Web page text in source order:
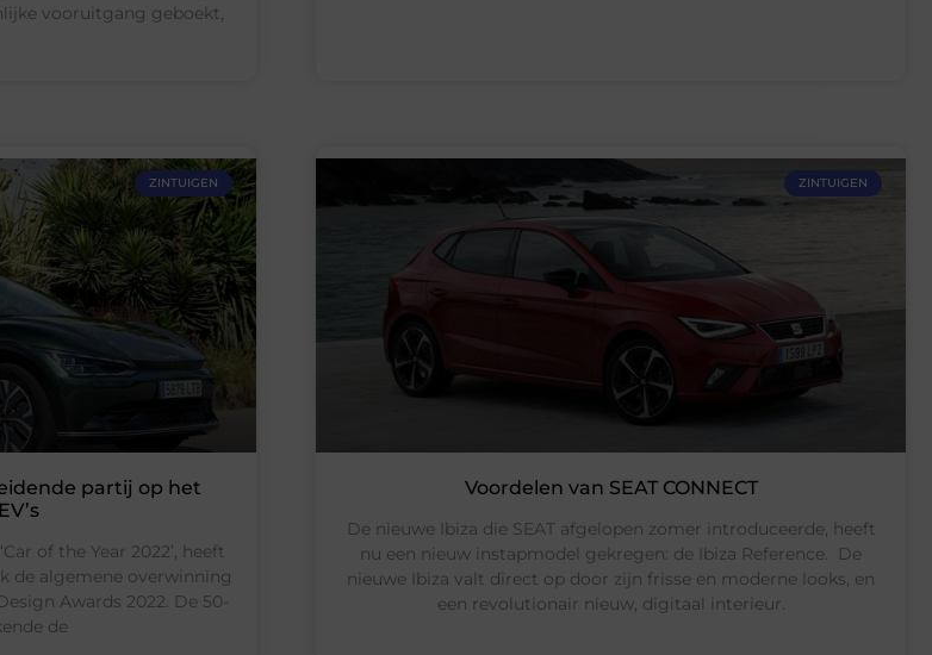
vooruitgang geboekt,
ZINTUIGEN
partij op het
of the Year 2022’, heeft
de algemene overwinning
Awards 2022. De 50-
de
ZINTUIGEN
Voordelen van SEAT CONNECT
De nieuwe Ibiza die SEAT afgelopen zomer introduceerde, heeft
nu een nieuw instapmodel gekregen: de Ibiza Reference. De
nieuwe Ibiza valt direct op door zijn frisse en moderne looks, en
een revolutionair nieuw, digitaal interieur.